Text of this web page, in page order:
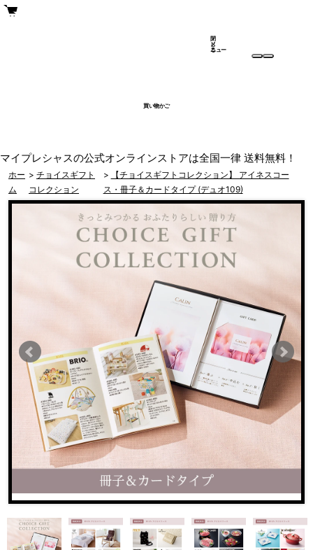
買い物かご
メ
ニュー
閉
じ
る
マイプレシャスの公式オンラインストアは全国一律 送料無料！
ホー
ム
> チョイスギフト
コレクション
>
【チョイスギフトコレクション】 アイネスコー
ス・冊子＆カードタイプ (デュオ109)